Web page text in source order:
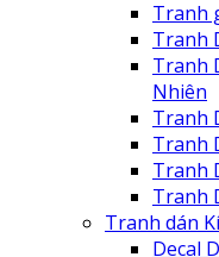
Tranh
Tranh
Tranh
Nhiên
Tranh
Tranh
Tranh
Tranh
Tranh dán
Decal